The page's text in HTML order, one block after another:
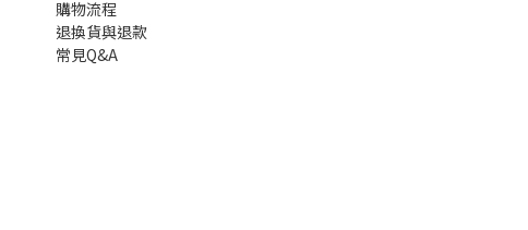
購物流程
退換貨與退款
常見Q&A